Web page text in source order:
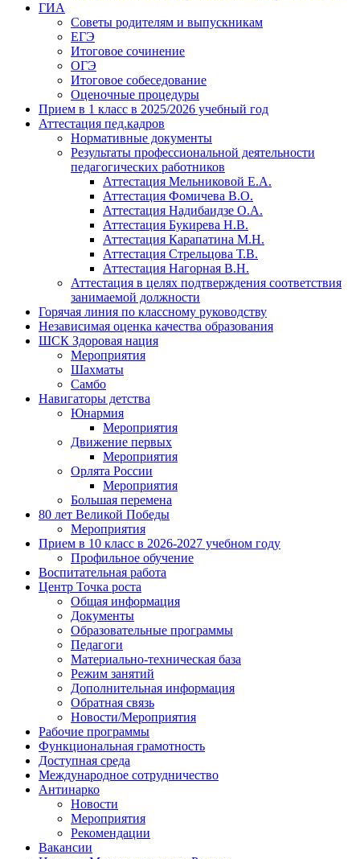
ГИА
Советы родителям и выпускникам
ЕГЭ
Итоговое сочинение
ОГЭ
Итоговое собеседование
Оценочные процедуры
Прием в 1 класс в 2025/2026 учебный год
Аттестация пед.кадров
Нормативные документы
Результаты профессиональной деятельности
педагогических работников
Аттестация Мельниковой Е.А.
Аттестация Фомичева В.О.
Аттестация Надибаидзе О.А.
Аттестация Букирева Н.В.
Аттестация Карапатина М.Н.
Аттестация Стрельцова Т.В.
Аттестация Нагорная В.Н.
Аттестация в целях подтверждения соответствия
занимаемой должности
Горячая линия по классному руководству
Независимая оценка качества образования
ШСК Здоровая нация
Мероприятия
Шахматы
Самбо
Навигаторы детства
Юнармия
Мероприятия
Движение первых
Мероприятия
Орлята России
Мероприятия
Большая перемена
80 лет Великой Победы
Мероприятия
Прием в 10 класс в 2026-2027 учебном году
Профильное обучение
Воспитательная работа
Центр Точка роста
Общая информация
Документы
Образовательные программы
Педагоги
Материально-техническая база
Режим занятий
Дополнительная информация
Обратная связь
Новости/Мероприятия
Рабочие программы
Функциональная грамотность
Доступная среда
Международное сотрудничество
Антинарко
Новости
Мероприятия
Рекомендации
Вакансии